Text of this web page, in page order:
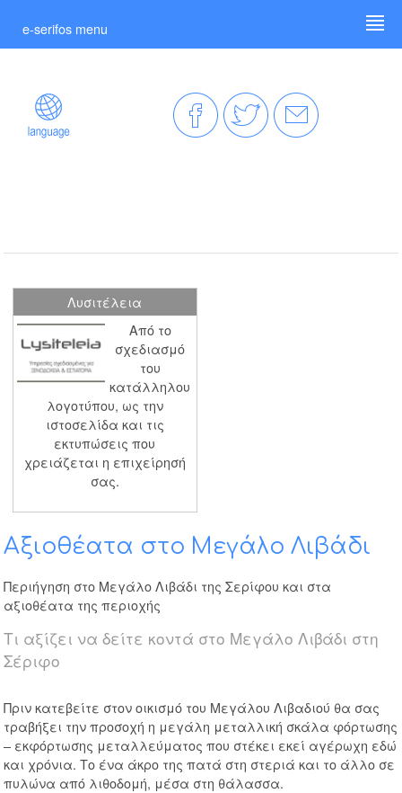
e-serifos menu
Λυσιτέλεια
Από το
σχεδιασμό
του
κατάλληλου
λογοτύπου, ως την
ιστοσελίδα και τις
εκτυπώσεις που
χρειάζεται η επιχείρησή
σας.
Αξιοθέατα στο Μεγάλο Λιβάδι
Περιήγηση στο Μεγάλο Λιβάδι της Σερίφου και στα
αξιοθέατα της περιοχής
Τι αξίζει να δείτε κοντά στο Μεγάλο Λιβάδι στη
Σέριφο
Πριν κατεβείτε στον οικισμό του Μεγάλου Λιβαδιού θα σας
τραβήξει την προσοχή η μεγάλη μεταλλική σκάλα φόρτωσης
– εκφόρτωσης μεταλλεύματος που στέκει εκεί αγέρωχη εδώ
και χρόνια. Το ένα άκρο της πατά στη στεριά και το άλλο σε
πυλώνα από λιθοδομή, μέσα στη θάλασσα.